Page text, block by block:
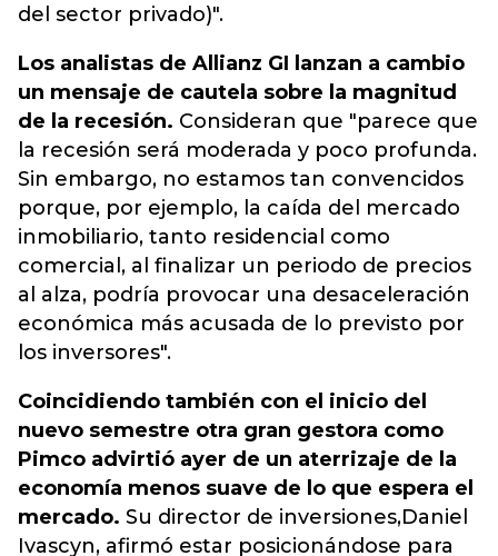
del sector privado)".
Los analistas de Allianz GI lanzan a cambio
un mensaje de cautela sobre la magnitud
de la recesión. Consideran que "parece que
la recesión será moderada y poco profunda.
Sin embargo, no estamos tan convencidos
porque, por ejemplo, la caída del mercado
inmobiliario, tanto residencial como
comercial, al finalizar un periodo de precios
al alza, podría provocar una desaceleración
económica más acusada de lo previsto por
los inversores".
Coincidiendo también con el inicio del
nuevo semestre otra gran gestora como
Pimco advirtió ayer de un aterrizaje de la
economía menos suave de lo que espera el
mercado. Su director de inversiones,Daniel
Ivascyn, afirmó estar posicionándose para